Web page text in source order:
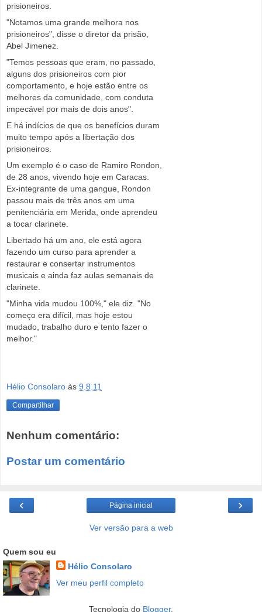
prisioneiros.
"Notamos uma grande melhora nos
prisioneiros", disse o diretor da prisão,
Abel Jimenez.
"Temos pessoas que eram, no passado,
alguns dos prisioneiros com pior
comportamento, e hoje estão entre os
melhores da comunidade, com conduta
impecável por mais de dois anos".
E há indícios de que os benefícios duram
muito tempo após a libertação dos
prisioneiros.
Um exemplo é o caso de Ramiro Rondon,
de 28 anos, vivendo hoje em Caracas.
Ex-integrante de uma gangue, Rondon
passou mais de três anos em uma
penitenciária em Merida, onde aprendeu
a tocar clarinete.
Libertado há um ano, ele está agora
fazendo um curso para aprender a
restaurar e consertar instrumentos
musicais e ainda faz aulas semanais de
clarinete.
"Minha vida mudou 100%," ele diz. "No
começo era difícil, mas hoje estou
mudado, trabalho duro e tento fazer o
melhor."
Hélio Consolaro às 9.8.11
Compartilhar
Nenhum comentário:
Postar um comentário
‹ ›
Página inicial
Ver versão para a web
Quem sou eu
Hélio Consolaro
Ver meu perfil completo
Tecnologia do Blogger.